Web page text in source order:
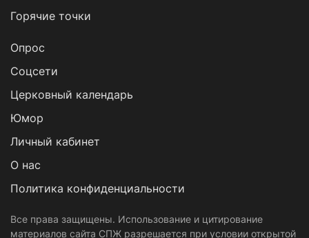
Горячие точки
Опрос
Cоцсети
Церковный календарь
Юмор
Личный кабинет
О нас
Политика конфиденциальности
Все права защищены. Использование и цитирование
материалов сайта СПЖ разрешается при условии открытой